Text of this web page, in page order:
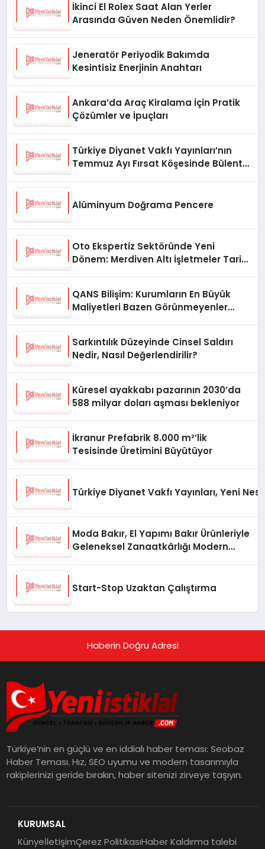
İkinci El Rolex Saat Alan Yerler
Arasında Güven Neden Önemlidir?
Jeneratör Periyodik Bakımda
Kesintisiz Enerjinin Anahtarı
Ankara’da Araç Kiralama İçin Pratik
Çözümler ve İpuçları
Türkiye Diyanet Vakfı Yayınları’nın
Temmuz Ayı Fırsat Köşesinde Bülent
Alüminyum Doğrama Pencere
Oto Ekspertiz Sektöründe Yeni
Dönem: Merdiven Altı İşletmeler Tarih
QANS Bilişim: Kurumların En Büyük
Maliyetleri Bazen Görünmeyenler
Sarkıntılık Düzeyinde Cinsel Saldırı
Nedir, Nasıl Değerlendirilir?
Küresel ayakkabı pazarının 2030’da
588 milyar doları aşması bekleniyor
İkranur Prefabrik 8.000 m²’lik
Tesisinde Üretimini Büyütüyor
Türkiye Diyanet Vakfı Yayınları, Yeni
Moda Bakır, El Yapımı Bakır Ürünleriyle
Geleneksel Zanaatkârlığı Modern
Start-Stop Uzaktan Çalıştırma
Haberin Doğru Adresi
Türkiye’nin en güçlü ve en iddialı haber teması: Seobaz
Haber Teması. Hız, SEO uyumu ve modern tasarımıyla
rakiplerinizi geride bırakın, haber sitenizi zirveye taşıyın.
KURUMSAL
KünyeİletişimÇerez PolitikasıHaber Kaldırma talebi